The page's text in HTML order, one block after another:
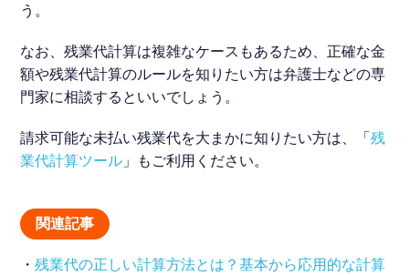
う。
なお、残業代計算は複雑なケースもあるため、正確な金
額や残業代計算のルールを知りたい方は弁護士などの専
門家に相談するといいでしょう。
請求可能な未払い残業代を大まかに知りたい方は、「残
業代計算ツール 」もご利用ください。
関連記事
・残業代の正しい計算方法とは？基本から応用的な計算